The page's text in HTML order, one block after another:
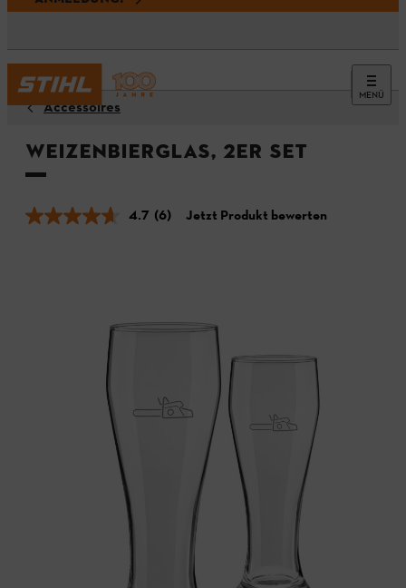
MENÜ
Accessoires
Weizenbierglas, 2er Set
4.7 (6) Jetzt Produkt bewerten